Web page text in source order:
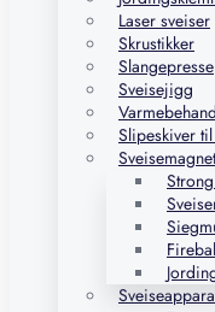
Laser sveiser
Skrustikker
Slangepresse
Sveisejigg
Slipeskiver